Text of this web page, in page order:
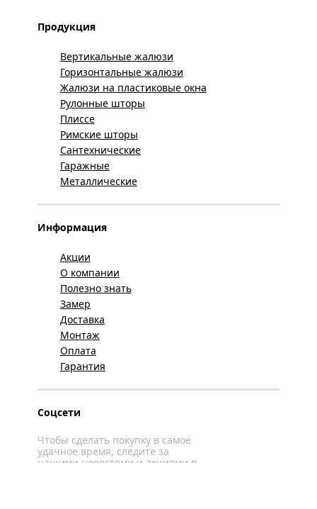
Продукция
Вертикальные жалюзи
Горизонтальные жалюзи
Жалюзи на пластиковые окна
Рулонные шторы
Плиссе
Римские шторы
Сантехнические
Гаражные
Металлические
Информация
Акции
О компании
Полезно знать
Замер
Доставка
Монтаж
Оплата
Гарантия
Соцсети
Чтобы сделать покупку в самое
удачное время, следите за
нашими новостями и акциями в